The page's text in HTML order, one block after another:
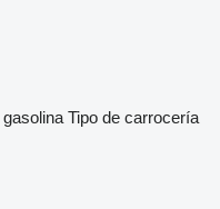
gasolina Tipo de carrocería